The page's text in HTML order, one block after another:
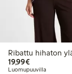
Ribattu hihaton
19,99€19,99 €
Luomupuuvilla